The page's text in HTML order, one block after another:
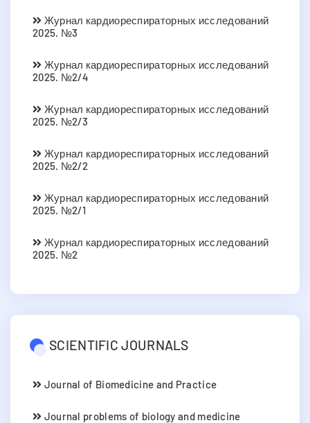
Журнал кардиореспираторных исследований
2025. №3
Журнал кардиореспираторных исследований
2025. №2/4
Журнал кардиореспираторных исследований
2025. №2/3
Журнал кардиореспираторных исследований
2025. №2/2
Журнал кардиореспираторных исследований
2025. №2/1
Журнал кардиореспираторных исследований
2025. №2
SCIENTIFIC JOURNALS
Journal of Biomedicine and Practice
Journal problems of biology and medicine